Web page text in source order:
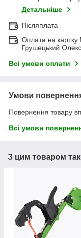
Детальніше
Післяплата
Оплата на
Грушецький
Всі умови оплати
Умови
Повернення товару
Всі умови
З цим товаром